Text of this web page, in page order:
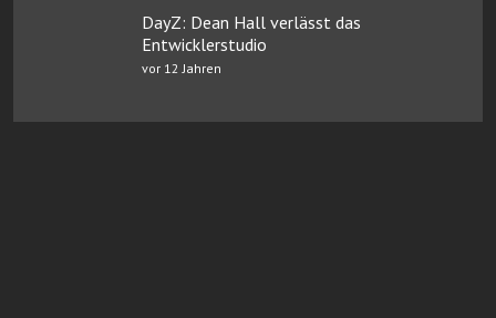
DayZ: Dean Hall verlässt das
Entwicklerstudio
vor 12 Jahren